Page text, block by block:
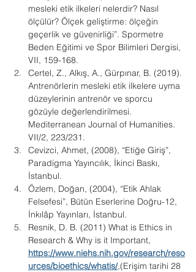
mesleki etik ilkeleri nelerdir? Nasıl
ölçülür? Ölçek geliştirme: ölçeğin
geçerlik ve güvenirliği”. Spormetre
Beden Eğitimi ve Spor Bilimleri Dergisi,
VII, 159-168.
Certel, Z., Alkış, A., Gürpınar, B. (2019).
Antrenörlerin mesleki etik ilkelere uyma
düzeylerinin antrenör ve sporcu
gözüyle değerlendirilmesi.
Mediterranean Journal of Humanities.
VII/2, 223/231.
Cevizci, Ahmet, (2008), “Etiğe Giriş”,
Paradigma Yayıncılık, İkinci Baskı,
İstanbul.
Özlem, Doğan, (2004), “Etik Ahlak
Felsefesi”, Bütün Eserlerine Doğru-12,
İnkılâp Yayınları, İstanbul.
Resnik, D. B. (2011) What is Ethics in
Research & Why is it Important,
https://www.niehs.nih.gov/research/reso
urces/bioethics/whatis/,(Erişim tarihi 28